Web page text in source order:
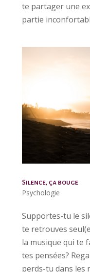
te partager une
partie
Silence, ça bouge
Psychologie
Supportes-tu le
te retrouves
la musique qui te
tes pensées?
perds-tu dans les